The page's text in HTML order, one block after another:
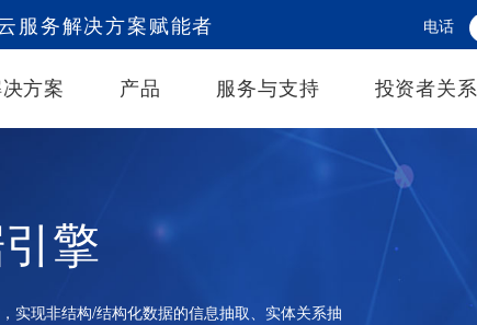
服务解决方案赋能者 电话
方案 产品 服务与支持 投资者关系
擎
实现非结构/结构化数据的信息抽取、实体关系抽